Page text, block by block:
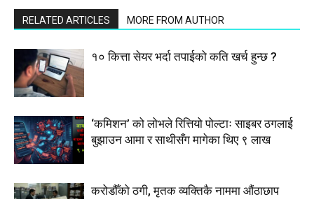
RELATED ARTICLES MORE FROM AUTHOR
१० कित्ता सेयर भर्दा तपाईको कति खर्च हुन्छ ?
‘कमिशन’ को लोभले रित्तियो पोल्टाः साइबर ठगलाई
बुझाउन आमा र साथीसँग मागेका थिए ९ लाख
करोडौँको ठगी, मृतक व्यक्तिकै नाममा औंठाछाप